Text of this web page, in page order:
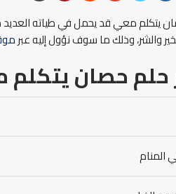
يتكلم معي قد يحمل في طياته العديد
والشر، وذلك ما سوف نؤول إليه عبر
حلم حصان
المنام